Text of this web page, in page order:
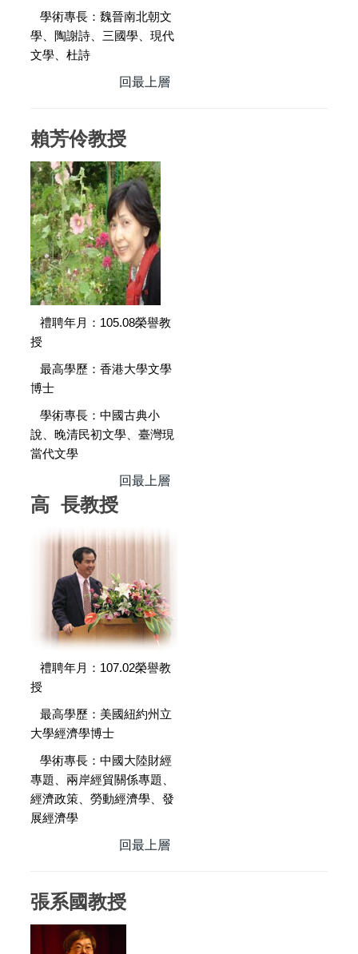
學術專長：魏晉南北朝文
學、陶謝詩、三國學、現代
文學、杜詩
回最上層
賴芳伶教授
禮聘年月：105.08榮譽教
授
最高學歷：香港大學文學
博士
學術專長：中國古典小
說、晚清民初文學、臺灣現
當代文學
回最上層
高 長教授
禮聘年月：107.02榮譽教
授
最高學歷：美國紐約州立
大學經濟學博士
學術專長：中國大陸財經
專題、兩岸經貿關係專題、
經濟政策、勞動經濟學、發
展經濟學
回最上層
張系國教授